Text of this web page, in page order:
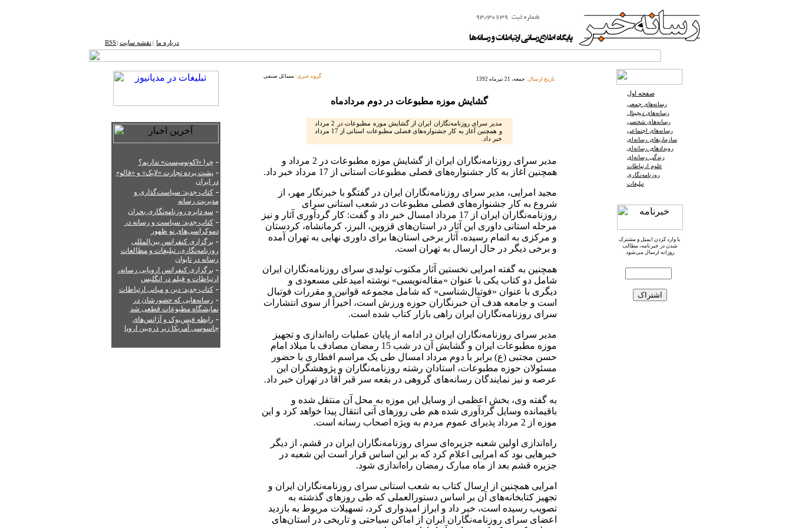
درباره ما نقشه ‌سایت RSS
-چرا «اکونومیست» نداریم؟
-پشت‌ پرده تجارت «لایک» و «فالو»
در ایران
-کتاب جدید: سیاست‌گذاری و
مدیریت رسانه
- سه دایره روزنامه‌نگاری بحران
-کتاب جدید: سیاست‌ و رسانه در
دموکراسی‌های نو ظهور
-برگزاری کنفرانس بین‌المللی
روزنامه‌نگاری، تبلیغات و مطالعات
رسانه در تایوان
-برگزاری کنفرانس اروپایی رسانه،
ارتباطات و فیلم در انگلیس
-کتاب جدید: دین و مبانی ارتباطات
- رسانه‌هایی که حضورشان در
نمایشگاه مطبوعات قطعی شد
- رابطه فیس‌بوک و آژانس‌های
جاسوسی آمریکا زیر ذره‌بین اروپا
گروه خبری: مسائل صنفی تاریخ ارسال: جمعه، 21 تیرماه 1392
گشایش موزه مطبوعات در دوم مردادماه
مدیر سرای روزنامه‌نگاران ایران از گشایش موزه مطبوعات در 2 مرداد
و همچنین آغاز به کار جشنواره‌های فصلی مطبوعات استانی از 17 مرداد
خبر داد.
مدیر سرای روزنامه‌نگاران ایران از گشایش موزه مطبوعات در 2 مرداد و
همچنین آغاز به کار جشنواره‌های فصلی مطبوعات استانی از 17 مرداد خبر داد.
مجید امرایی، مدیر سرای روزنامه‌نگاران ایران در گفتگو با خبرنگار مهر، از
شروع به کار جشنواره‌های فصلی مطبوعات در شعب استانی سرای
روزنامه‌نگاران ایران از 17 مرداد امسال خبر داد و گفت: کار گردآوری آثار و نیز
مرحله استانی داوری این آثار در استان‌های قزوین، البرز، کرمانشاه، کردستان
و مرکزی به اتمام رسیده، آثار برخی استان‌ها برای داوری نهایی به تهران آمده
و برخی دیگر در حال ارسال به تهران است.
همچنین به گفته امرایی نخستین آثار مکتوب تولیدی سرای روزنامه‌نگاران ایران
شامل دو کتاب یکی با عنوان «مقاله‌نویسی» نوشته امیدعلی مسعودی و
دیگری با عنوان «فوتبال‌شناسی» که شامل مجموعه قوانین و مقررات فوتبال
است و جامعه هدف آن خبرنگاران حوزه ورزش است، اخیراً از سوی انتشارات
سرای روزنامه‌نگاران ایران راهی بازار کتاب شده است.
مدیر سرای روزنامه‌نگاران ایران در ادامه از پایان عملیات راه‌اندازی و تجهیز
موزه مطبوعات ایران و گشایش آن در شب 15 رمضان مصادف با میلاد امام
حسن مجتبی (ع) برابر با دوم مرداد امسال طی یک مراسم افطاری با حضور
مسئولان حوزه مطبوعات، استادان رشته روزنامه‌نگاران و پژوهشگران این
عرصه و نیز نمایندگان رسانه‌های گروهی در بقعه سر قبر آقا در تهران خبر داد.
به گفته وی، بخش اعظمی از وسایل این موزه به محل آن منتقل شده و
باقیمانده وسایل گردآوری شده هم طی روزهای آتی انتقال پیدا خواهد کرد و این
موزه از 2 مرداد پذیرای عموم مردم به ویژه اصحاب رسانه است.
راه‌اندازی اولین شعبه جزیره‌ای سرای روزنامه‌نگاران ایران در قشم، از دیگر
خبرهایی بود که امرایی اعلام کرد که بر این اساس قرار است این شعبه در
جزیره قشم بعد از ماه مبارک رمضان راه‌اندازی شود.
امرایی همچنین از ارسال کتاب به شعب استانی سرای روزنامه‌نگاران ایران و
تجهیز کتابخانه‌های آن بر اساس دستورالعملی که طی روزهای گذشته به
تصویب رسیده است، خبر داد و ابراز امیدواری کرد، تسهیلات مربوط به بازدید
اعضای سرای روزنامه‌نگاران ایران از اماکن سیاحتی و تاریخی در استان‌های
صفحه اول
رسانه‌های جمعی
رسانه‌های دیجیتال
رسانه‌های شخصی
رسانه‌های اجتماعی
سازمان‌های رسانه‌ای
رویدادهای رسانه‌ای
زندگی رسانه‌ای
علوم ارتباطات
روزنامه‌نگاری
تبلیغات
با وارد کردن ایمیل و مشترک
شدن در خبرنامه، مطالب
روزانه ارسال می‌شود